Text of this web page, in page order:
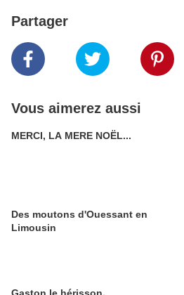
Partager
Vous aimerez aussi
MERCI, LA MERE NOËL...
Des moutons d'Ouessant en
Limousin